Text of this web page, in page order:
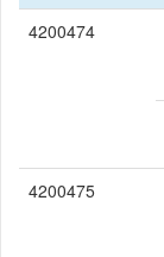
4200474
4200475